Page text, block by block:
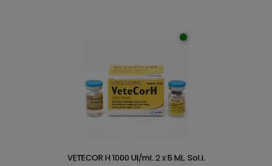
VETECOR H 1000 UI/ml. 2 x 5 ML. Sol.i.